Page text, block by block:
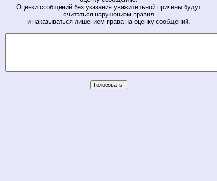
Оценки сообщений без указания уважительной причины будут
считаться нарушением правил
и наказываться лишением права на оценку сообщений.